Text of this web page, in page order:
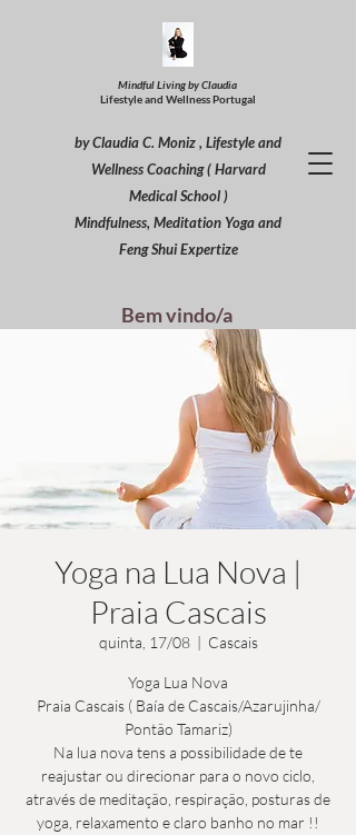
Mindful Living by Claudia
Lifestyle and Wellness Portugal
by Claudia C. Moniz , Lifestyle and
Wellness Coaching ( Harvard
Medical School )
Mindfulness, Meditation Yoga and
Feng Shui Expertize
Bem vindo/a
Yoga na Lua Nova |
Praia Cascais
quinta, 17/08
  |
Cascais
Yoga Lua Nova
Praia Cascais ( Baía de Cascais/Azarujinha/
Pontão Tamariz)
Na lua nova tens a possibilidade de te
reajustar ou direcionar para o novo ciclo,
através de meditação, respiração, posturas de